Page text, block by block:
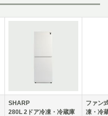
SHARP
280L 2ドア冷凍・冷蔵庫
ファン
凍・冷